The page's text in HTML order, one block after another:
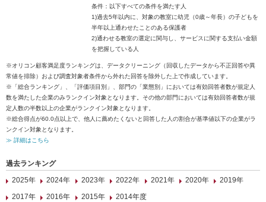
条件：以下すべての条件を満たす人
1)過去5年以内に、対象の教室に幼児（0歳～年長）の子どもを
半年以上通わせたことのある保護者
2)通わせる教室の選定に関与し、サービスに関する支払い金額
を把握している人
※オリコン顧客満足度ランキングは、データクリーニング（回収したデータから不正回答や異
常値を排除）および調査対象者条件から外れた回答を除外した上で作成しています。
※「総合ランキング」、「評価項目別」、部門の「業態別」においては有効回答者数が規定人
数を満たした企業のみランクイン対象となります。その他の部門においては有効回答者数が規
定人数の半数以上の企業がランクイン対象となります。
※総合得点が60.0点以上で、他人に薦めたくないと回答した人の割合が基準値以下の企業がラ
ンクイン対象となります。
≫ 詳細はこちら
過去ランキング
2025年
2024年 2023年 2022年 2021年 2020年
2019年
2017年
2016年 2015年 2014年度